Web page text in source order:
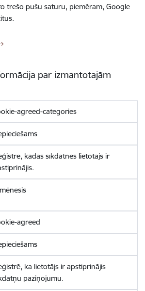
trešo pušu saturu, piemēram, Google
par izmantotajām
agreed-categories
kādas sīkdatnes lietotājs ir
agreed
ka lietotājs ir apstiprinājis
paziņojumu.